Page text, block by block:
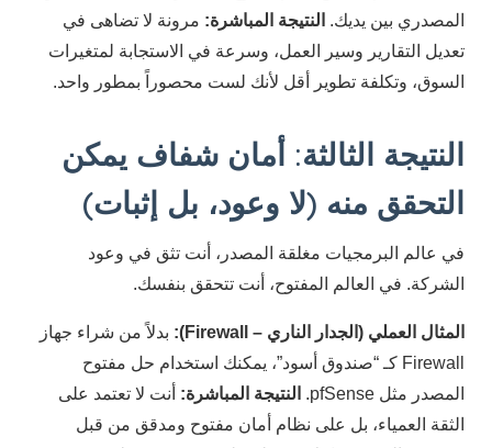
المصدري بين يديك. النتيجة المباشرة: مرونة لا تضاهى في
تعديل التقارير وسير العمل، وسرعة في الاستجابة لمتغيرات
السوق، وتكلفة تطوير أقل لأنك لست محصوراً بمطور واحد.
النتيجة الثالثة: أمان شفاف يمكن
التحقق منه (لا وعود، بل إثبات)
في عالم البرمجيات مغلقة المصدر، أنت تثق في وعود
الشركة. في العالم المفتوح، أنت تتحقق بنفسك.
المثال العملي (الجدار الناري – Firewall):
بدلاً من شراء جهاز
Firewall كـ “صندوق أسود”، يمكنك استخدام حل مفتوح
المصدر مثل pfSense.
النتيجة المباشرة: أنت لا تعتمد على
الثقة العمياء، بل على نظام أمان مفتوح ومدقق من قبل